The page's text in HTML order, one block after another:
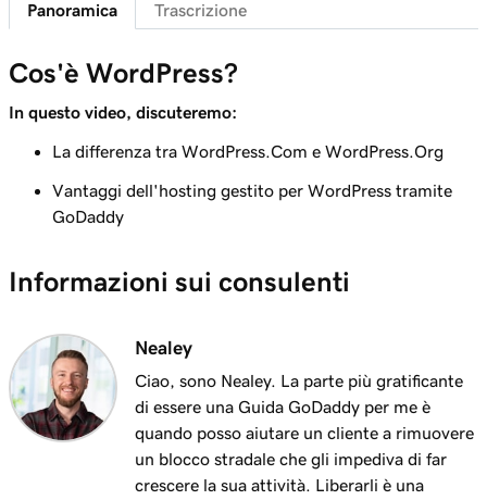
Collega il tuo dominio a un sito Web di
Lezione 7 (di 29)
Funzionalità del dashboard di
amministrazione di WordPress
Lezione 8 (di 29)
Aggiungi pagine al menu di navigazione in
Lezione 9 (di 29)
Lezione 10 (di 29)
Usa il personalizzatore di WordPress
3m 26s
Lezione 11 (di 29)
Usa e installa temi WordPress
3m 24s
Panoramica Trascrizione
Cos'è WordPress?
In questo video, discuteremo:
La differenza tra WordPress.Com e WordPress.Org
Vantaggi dell'hosting gestito per WordPress tramite
GoDaddy
Informazioni sui consulenti
Nealey
Ciao, sono Nealey. La parte più gratificante
di essere una Guida GoDaddy per me è
quando posso aiutare un cliente a rimuovere
un blocco stradale che gli impediva di far
crescere la sua attività. Liberarli è una